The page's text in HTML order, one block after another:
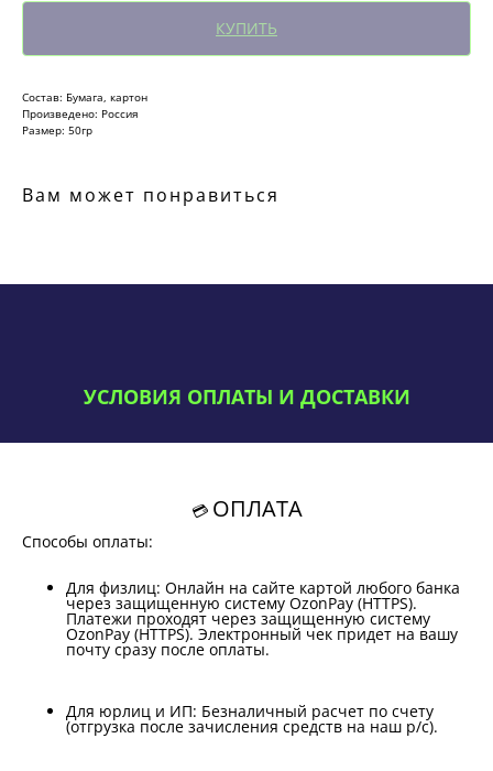
КУПИТЬ
Состав: Бумага, картон
Произведено: Россия
Размер: 50гр
Вам может понравиться
УСЛОВИЯ ОПЛАТЫ И ДОСТАВКИ
💳 ОПЛАТА
Способы оплаты:
Для физлиц: Онлайн на сайте картой любого банка
через защищенную систему OzonPay (HTTPS).
Платежи проходят через защищенную систему
OzonPay (HTTPS). Электронный чек придет на вашу
почту сразу после оплаты.
Для юрлиц и ИП: Безналичный расчет по счету
(отгрузка после зачисления средств на наш р/с).